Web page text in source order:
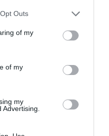
uses one or more Google
You may click to
and its third-party tags to
purposes in below Google
Outs
of my
of my
my
át az egész.
majd a
közéletben
tanúsítson
óvakodjon az